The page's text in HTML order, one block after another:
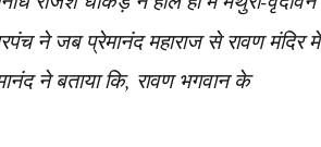
ने जब प्रेमानंद महाराज से रावण मंदिर में
ने बताया कि, रावण भगवान के